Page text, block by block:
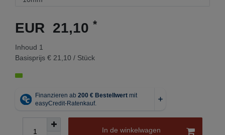
EUR 21,10 *
Inhoud 1
Basisprijs € 21,10 / Stück
In de winkelwagen